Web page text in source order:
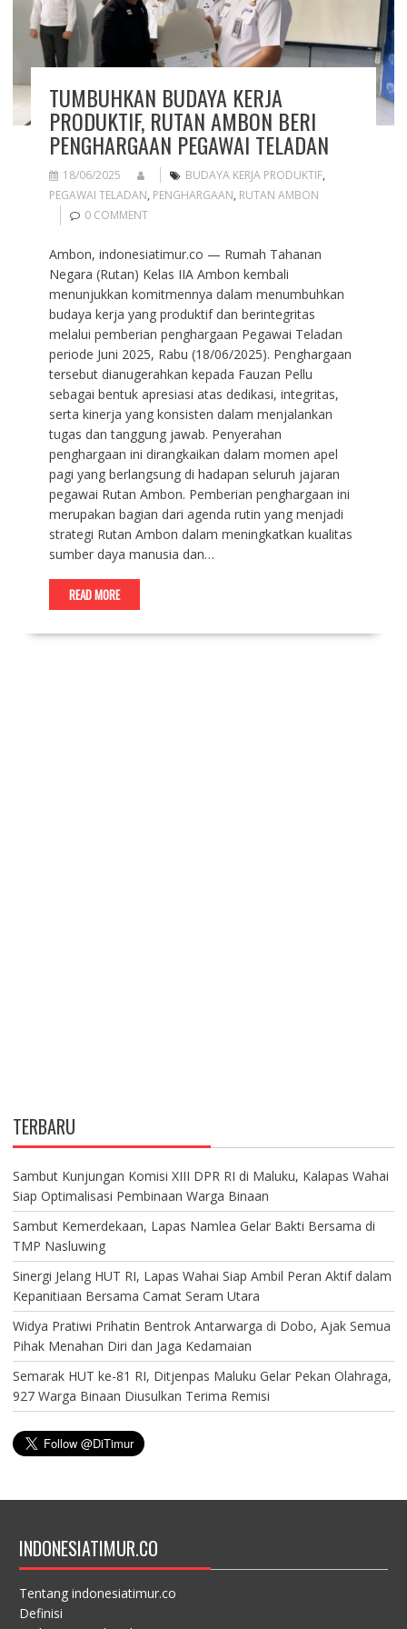
TUMBUHKAN BUDAYA KERJA
PRODUKTIF, RUTAN AMBON BERI
PENGHARGAAN PEGAWAI TELADAN
18/06/2025 BUDAYA KERJA PRODUKTIF,
PEGAWAI TELADAN, PENGHARGAAN, RUTAN AMBON
0 COMMENT
Ambon, indonesiatimur.co — Rumah Tahanan
Negara (Rutan) Kelas IIA Ambon kembali
menunjukkan komitmennya dalam menumbuhkan
budaya kerja yang produktif dan berintegritas
melalui pemberian penghargaan Pegawai Teladan
periode Juni 2025, Rabu (18/06/2025). Penghargaan
tersebut dianugerahkan kepada Fauzan Pellu
sebagai bentuk apresiasi atas dedikasi, integritas,
serta kinerja yang konsisten dalam menjalankan
tugas dan tanggung jawab. Penyerahan
penghargaan ini dirangkaikan dalam momen apel
pagi yang berlangsung di hadapan seluruh jajaran
pegawai Rutan Ambon. Pemberian penghargaan ini
merupakan bagian dari agenda rutin yang menjadi
strategi Rutan Ambon dalam meningkatkan kualitas
sumber daya manusia dan…
READ MORE
TERBARU
Sambut Kunjungan Komisi XIII DPR RI di Maluku, Kalapas Wahai
Siap Optimalisasi Pembinaan Warga Binaan
Sambut Kemerdekaan, Lapas Namlea Gelar Bakti Bersama di
TMP Nasluwing
Sinergi Jelang HUT RI, Lapas Wahai Siap Ambil Peran Aktif dalam
Kepanitiaan Bersama Camat Seram Utara
Widya Pratiwi Prihatin Bentrok Antarwarga di Dobo, Ajak Semua
Pihak Menahan Diri dan Jaga Kedamaian
Semarak HUT ke-81 RI, Ditjenpas Maluku Gelar Pekan Olahraga,
927 Warga Binaan Diusulkan Terima Remisi
INDONESIATIMUR.CO
Tentang indonesiatimur.co
Definisi